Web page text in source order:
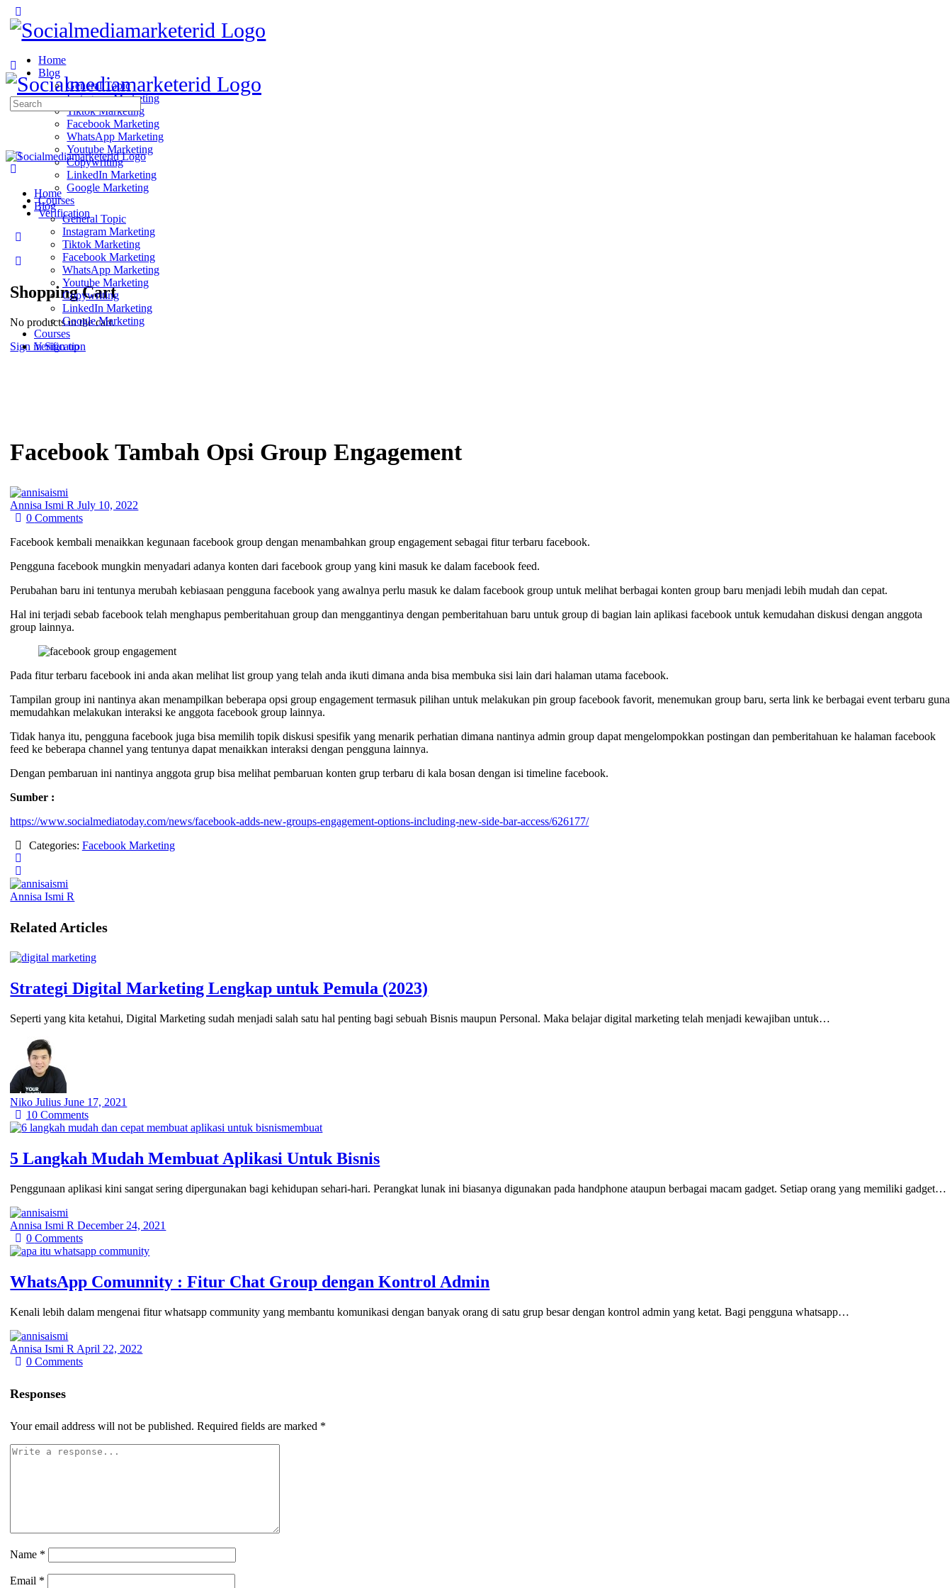
Home
Blog
General Topic
Instagram Marketing
Tiktok Marketing
Facebook Marketing
WhatsApp Marketing
Youtube Marketing
Copywriting
LinkedIn Marketing
Google Marketing
Courses
Verification
Shopping Cart
No products in the cart.
Sign in Sign up
Search
for:
Home
Blog
General Topic
Instagram Marketing
Tiktok Marketing
Facebook Marketing
WhatsApp Marketing
Youtube Marketing
Copywriting
LinkedIn Marketing
Google Marketing
Courses
Verification
Facebook Tambah Opsi Group Engagement
Annisa Ismi RJuly 10, 2022
0 Comments
Facebook kembali menaikkan kegunaan facebook group dengan menambahkan group engagement sebagai fitur terbaru facebook.
Pengguna facebook mungkin menyadari adanya konten dari facebook group yang kini masuk ke dalam facebook feed.
Perubahan baru ini tentunya merubah kebiasaan pengguna facebook yang awalnya perlu masuk ke dalam facebook group untuk melihat berbagai konten group baru menjadi lebih mudah dan cepat.
Hal ini terjadi sebab facebook telah menghapus pemberitahuan group dan menggantinya dengan pemberitahuan baru untuk group di bagian lain aplikasi facebook untuk kemudahan diskusi dengan anggota
group lainnya.
Pada fitur terbaru facebook ini anda akan melihat list group yang telah anda ikuti dimana anda bisa membuka sisi lain dari halaman utama facebook.
Tampilan group ini nantinya akan menampilkan beberapa opsi group engagement termasuk pilihan untuk melakukan pin group facebook favorit, menemukan group baru, serta link ke berbagai event terbaru guna
memudahkan melakukan interaksi ke anggota facebook group lainnya.
Tidak hanya itu, pengguna facebook juga bisa memilih topik diskusi spesifik yang menarik perhatian dimana nantinya admin group dapat mengelompokkan postingan dan pemberitahuan ke halaman facebook
feed ke beberapa channel yang tentunya dapat menaikkan interaksi dengan pengguna lainnya.
Dengan pembaruan ini nantinya anggota grup bisa melihat pembaruan konten grup terbaru di kala bosan dengan isi timeline facebook.
Sumber :
https://www.socialmediatoday.com/news/facebook-adds-new-groups-engagement-options-including-new-side-bar-access/626177/
Categories: Facebook Marketing
Annisa Ismi R
Related Articles
Strategi Digital Marketing Lengkap untuk Pemula (2023)
Seperti yang kita ketahui, Digital Marketing sudah menjadi salah satu hal penting bagi sebuah Bisnis maupun Personal. Maka belajar digital marketing telah menjadi kewajiban untuk…
Niko JuliusJune 17, 2021
10 Comments
5 Langkah Mudah Membuat Aplikasi Untuk Bisnis
Penggunaan aplikasi kini sangat sering dipergunakan bagi kehidupan sehari-hari. Perangkat lunak ini biasanya digunakan pada handphone ataupun berbagai macam gadget. Setiap orang yang memiliki gadget…
Annisa Ismi RDecember 24, 2021
0 Comments
WhatsApp Comunnity : Fitur Chat Group dengan Kontrol Admin
Kenali lebih dalam mengenai fitur whatsapp community yang membantu komunikasi dengan banyak orang di satu grup besar dengan kontrol admin yang ketat. Bagi pengguna whatsapp…
Annisa Ismi R April 22, 2022
0 Comments
Responses
Your email address will not be published. Required fields are marked *
Name *
Email *